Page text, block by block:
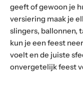
geeft of gewoon je
versiering maak je
slingers, ballonnen,
kun je een feest
voelt en de juiste
onvergetelijk feest